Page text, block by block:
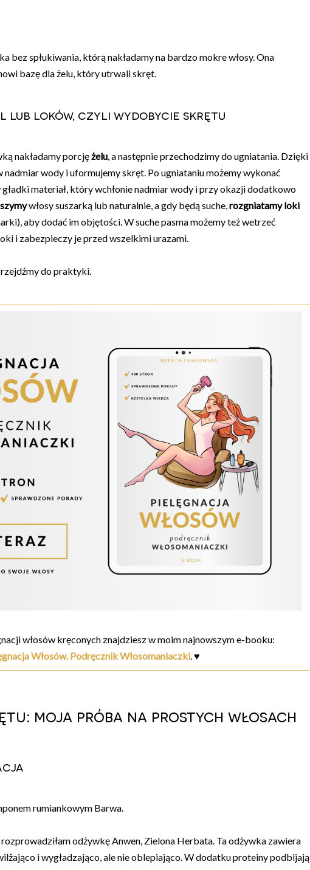
bez spłukiwania, którą nakładamy na bardzo mokre włosy. Ona
bazę dla żelu, który utrwali skręt.
lub loków, czyli wydobycie skrętu
nakładamy porcjężelu, a następnie przechodzimy do ugniatania. Dzięki
nadmiar wody i uformujemy skręt. Po ugniataniu możemy wykonać
gładki materiał, który wchłonie nadmiar wody i przy okazji dodatkowo
włosy suszarką lub naturalnie, a gdy będą suche,rozgniatamy loki
aby dodać im objętości. W suche pasma możemy też wetrzeć
i zabezpieczy je przed wszelkimi urazami.
do praktyki.
włosów kręconych znajdziesz w moim najnowszym e-booku:
Włosów. Podręcznik Włosomaniaczki. ♥
moja próba na prostych włosach
rumiankowym Barwa.
odżywkę Anwen, Zielona Herbata. Ta odżywka zawiera
i wygładzająco, ale nie oblepiająco. W dodatku proteiny podbijają